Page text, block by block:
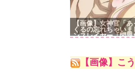
【画像】女神官「
くるの忘れちゃいま
ンスレイヤー「問題
【画像】こ